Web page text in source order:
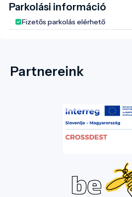
Parkolási információ
Fizetős parkolás elérhető
Partnereink